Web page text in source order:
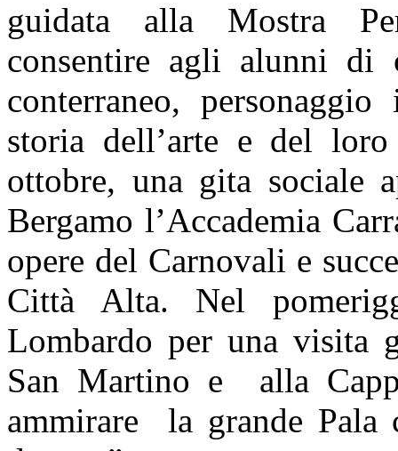
guidata alla Mostra
consentire agli alunni di
conterraneo,
storia dell’arte e del
ottobre, una gita sociale
Bergamo l’Accademia
opere del Carnovali e
Città Alta. Nel
Lombardo per una visita
San Martino e
alla
ammirare
la grande Pala